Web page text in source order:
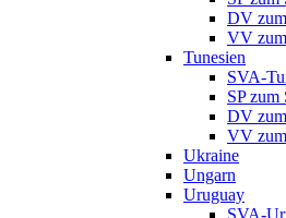
DV
VV
Tunesien
SVA-
SP zum
DV
VV
Ukraine
Ungarn
Uruguay
SVA-